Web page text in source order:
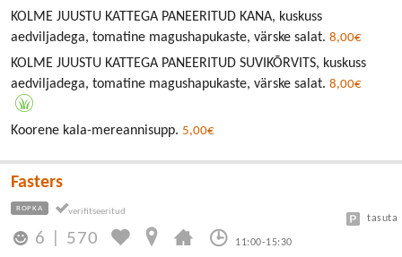
KOLME JUUSTU KATTEGA PANEERITUD KANA, kuskuss
aedviljadega, tomatine magushapukaste, värske salat. 8,00€
KOLME JUUSTU KATTEGA PANEERITUD SUVIKÕRVITS, kuskuss
aedviljadega, tomatine magushapukaste, värske salat. 8,00€
Koorene kala-mereannisupp. 5,00€
Fasters
ROPKA
6 570 11:00-15:30
tasuta